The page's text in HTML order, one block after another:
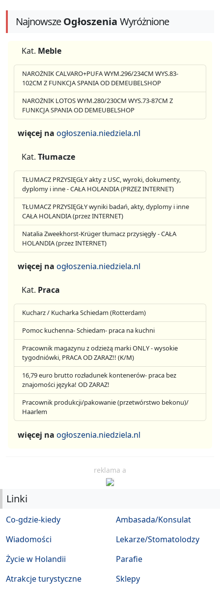
NajnowszeOgłoszenia Wyróżnione
Kat. Meble
NAROŻNIK CALVARO+PUFA WYM.296/234CM WYS.83-
102CM Z FUNKCJA SPANIA OD DEMEUBELSHOP
NAROŻNIK LOTOS WYM.280/230CM WYS.73-87CM Z
FUNKCJA SPANIA OD DEMEUBELSHOP
więcej na ogłoszenia.niedziela.nl
Kat. Tłumacze
TŁUMACZ PRZYSIĘGŁY akty z USC, wyroki, dokumenty,
dyplomy i inne - CAŁA HOLANDIA (PRZEZ INTERNET)
TŁUMACZ PRZYSIĘGŁY wyniki badań, akty, dyplomy i inne
CAŁA HOLANDIA (przez INTERNET)
Natalia Zweekhorst-Krüger tłumacz przysięgły - CAŁA
HOLANDIA (przez INTERNET)
więcej na ogłoszenia.niedziela.nl
Kat. Praca
Kucharz / Kucharka Schiedam (Rotterdam)
Pomoc kuchenna- Schiedam- praca na kuchni
Pracownik magazynu z odzieżą marki ONLY - wysokie
tygodniówki, PRACA OD ZARAZ!! (K/M)
16,79 euro brutto rozładunek kontenerów- praca bez
znajomości języka! OD ZARAZ!
Pracownik produkcji/pakowanie (przetwórstwo bekonu)/
Haarlem
więcej na ogłoszenia.niedziela.nl
reklama a
Linki
Co-gdzie-kiedy
Wiadomości
Życie w Holandii
Atrakcje turystyczne
Ambasada/Konsulat
Lekarze/Stomatolodzy
Parafie
Sklepy